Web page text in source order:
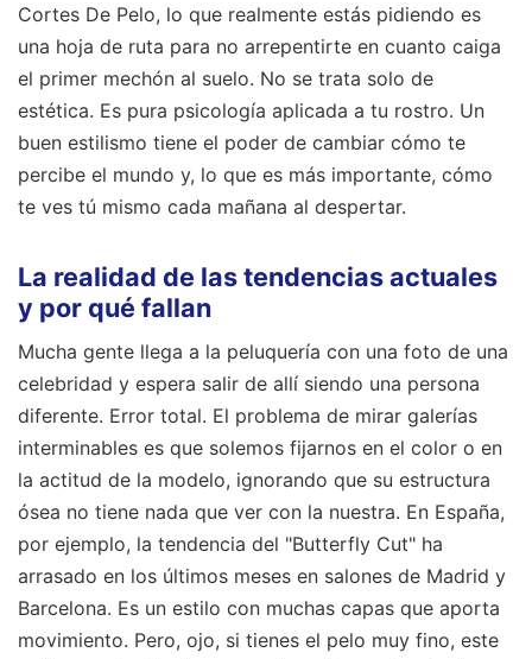
Cortes De Pelo, lo que realmente estás pidiendo es
una hoja de ruta para no arrepentirte en cuanto caiga
el primer mechón al suelo. No se trata solo de
estética. Es pura psicología aplicada a tu rostro. Un
buen estilismo tiene el poder de cambiar cómo te
percibe el mundo y, lo que es más importante, cómo
te ves tú mismo cada mañana al despertar.
La realidad de las tendencias actuales
y por qué fallan
Mucha gente llega a la peluquería con una foto de una
celebridad y espera salir de allí siendo una persona
diferente. Error total. El problema de mirar galerías
interminables es que solemos fijarnos en el color o en
la actitud de la modelo, ignorando que su estructura
ósea no tiene nada que ver con la nuestra. En España,
por ejemplo, la tendencia del "Butterfly Cut" ha
arrasado en los últimos meses en salones de Madrid y
Barcelona. Es un estilo con muchas capas que aporta
movimiento. Pero, ojo, si tienes el pelo muy fino, este